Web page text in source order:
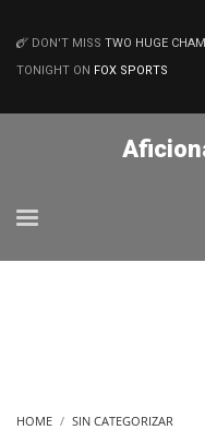
MATCHES
DON'T MISS TWO HUGE
TONIGHT ON FOX SPORTS
HOME
SIN CATEGORIZAR